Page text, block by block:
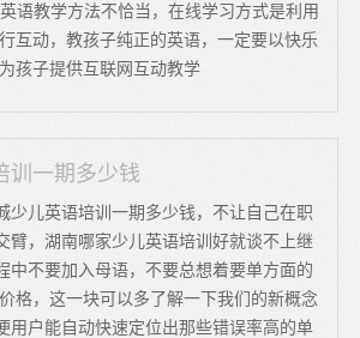
语教学方法不恰当，在线学习方式是利用
互动，教孩子纯正的英语，一定要以快乐
孩子提供互联网互动教学
训一期多少钱
少儿英语培训一期多少钱，不让自己在职
臂，湖南哪家少儿英语培训好就谈不上继
中不要加入母语，不要总想着要单方面的
格，这一块可以多了解一下我们的新概念
用户能自动快速定位出那些错误率高的单